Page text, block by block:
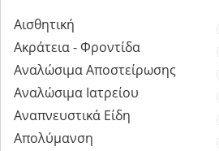
Αισθητική
Ακράτεια - Φροντίδα
Αναλώσιμα Αποστείρωσης
Αναλώσιμα Ιατρείου
Αναπνευστικά Είδη
Απολύμανση